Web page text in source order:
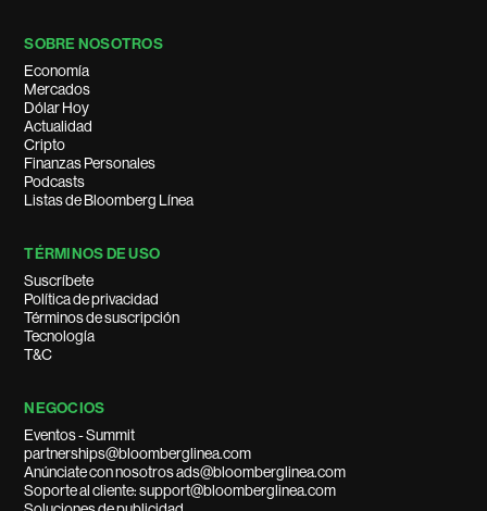
SOBRE NOSOTROS
Economía
Mercados
Dólar Hoy
Actualidad
Cripto
Finanzas Personales
Podcasts
Listas de Bloomberg Línea
TÉRMINOS DE USO
Suscríbete
Política de privacidad
Términos de suscripción
Tecnología
T&C
NEGOCIOS
Eventos - Summit
partnerships@bloomberglinea.com
Anúnciate con nosotros ads@bloomberglinea.com
Soporte al cliente: support@bloomberglinea.com